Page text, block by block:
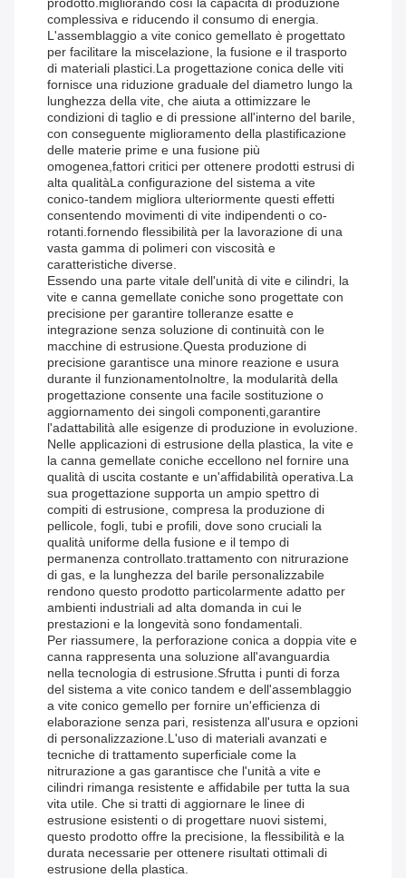
prodotto.migliorando così la capacità di produzione
complessiva e riducendo il consumo di energia.
L'assemblaggio a vite conico gemellato è progettato
per facilitare la miscelazione, la fusione e il trasporto
di materiali plastici.La progettazione conica delle viti
fornisce una riduzione graduale del diametro lungo la
lunghezza della vite, che aiuta a ottimizzare le
condizioni di taglio e di pressione all'interno del barile,
con conseguente miglioramento della plastificazione
delle materie prime e una fusione più
omogenea,fattori critici per ottenere prodotti estrusi di
alta qualitàLa configurazione del sistema a vite
conico-tandem migliora ulteriormente questi effetti
consentendo movimenti di vite indipendenti o co-
rotanti.fornendo flessibilità per la lavorazione di una
vasta gamma di polimeri con viscosità e
caratteristiche diverse.
Essendo una parte vitale dell'unità di vite e cilindri, la
vite e canna gemellate coniche sono progettate con
precisione per garantire tolleranze esatte e
integrazione senza soluzione di continuità con le
macchine di estrusione.Questa produzione di
precisione garantisce una minore reazione e usura
durante il funzionamentoInoltre, la modularità della
progettazione consente una facile sostituzione o
aggiornamento dei singoli componenti,garantire
l'adattabilità alle esigenze di produzione in evoluzione.
Nelle applicazioni di estrusione della plastica, la vite e
la canna gemellate coniche eccellono nel fornire una
qualità di uscita costante e un'affidabilità operativa.La
sua progettazione supporta un ampio spettro di
compiti di estrusione, compresa la produzione di
pellicole, fogli, tubi e profili, dove sono cruciali la
qualità uniforme della fusione e il tempo di
permanenza controllato.trattamento con nitrurazione
di gas, e la lunghezza del barile personalizzabile
rendono questo prodotto particolarmente adatto per
ambienti industriali ad alta domanda in cui le
prestazioni e la longevità sono fondamentali.
Per riassumere, la perforazione conica a doppia vite e
canna rappresenta una soluzione all'avanguardia
nella tecnologia di estrusione.Sfrutta i punti di forza
del sistema a vite conico tandem e dell'assemblaggio
a vite conico gemello per fornire un'efficienza di
elaborazione senza pari, resistenza all'usura e opzioni
di personalizzazione.L'uso di materiali avanzati e
tecniche di trattamento superficiale come la
nitrurazione a gas garantisce che l'unità a vite e
cilindri rimanga resistente e affidabile per tutta la sua
vita utile. Che si tratti di aggiornare le linee di
estrusione esistenti o di progettare nuovi sistemi,
questo prodotto offre la precisione, la flessibilità e la
durata necessarie per ottenere risultati ottimali di
estrusione della plastica.